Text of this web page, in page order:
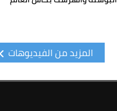
المزيد من الفيديوهات